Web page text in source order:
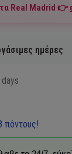
Real Madrid 👉
ημέρες
πόντους!